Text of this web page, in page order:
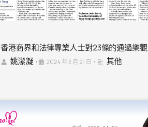
香港商界和法律專業人士對23條的通過樂觀
姚潔凝 • 2024 年 3 月 21 日 • 其他